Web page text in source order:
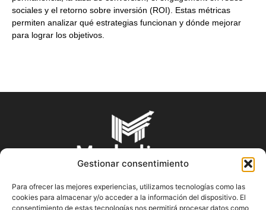
Gestionar consentimiento
Para ofrecer las mejores experiencias, utilizamos tecnologías como las
cookies para almacenar y/o acceder a la información del dispositivo. El
consentimiento de estas tecnologías nos permitirá procesar datos como
sociales y el retorno sobre inversión (ROI). Estas métricas
permiten analizar qué estrategias funcionan y dónde mejorar
para lograr los objetivos.
SOBRE NOSOTROS